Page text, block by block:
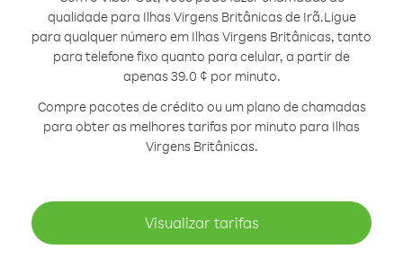
qualidade para Ilhas Virgens Britânicas de Irã.Ligue
para qualquer número em Ilhas Virgens Britânicas, tanto
para telefone fixo quanto para celular, a partir de
apenas 39.0 ¢ por minuto.
Compre pacotes de crédito ou um plano de chamadas
para obter as melhores tarifas por minuto para Ilhas
Virgens Britânicas.
Visualizar tarifas